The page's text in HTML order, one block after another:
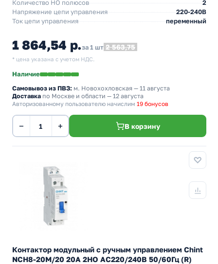
Количество НO полюсов
2
Напряжение цепи управления
220-240В
Ток цепи управления
переменный
1 864,54 р.за 1 шт 2 563,75
* цена указана с учетом НДС.
Наличие
Самовывоз из ПВЗ: м. Новохохловская — 11 августа
Доставка по Москве и области — 12 августа
Авторизованному пользователю начислим 19 бонусов
− + В корзину
Контактор модульный с ручным управлением Chint
NCH8-20M/20 20А 2НО АС220/240В 50/60Гц (R)